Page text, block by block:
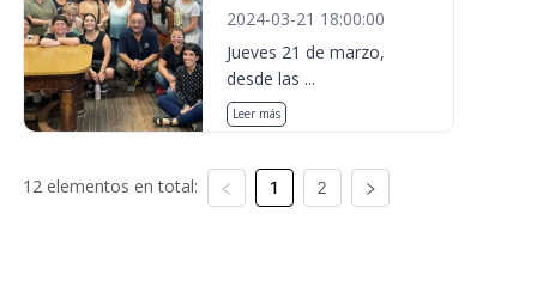
2024-03-21 18:00:00
Jueves 21 de marzo,
desde las ...
Leer más
12 elementos en total: 1 2